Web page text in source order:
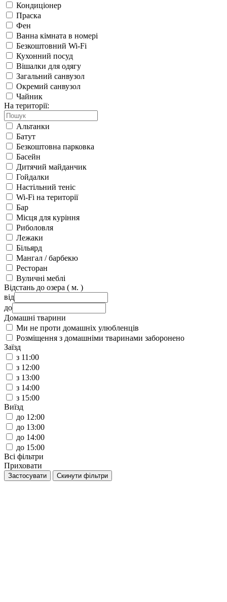
Кондиціонер
Праска
Фен
Ванна кімната в номері
Безкоштовний Wi-Fi
Кухонний посуд
Вішалки для одягу
Загальний санвузол
Окремий санвузол
Чайник
На території:
Альтанки
Батут
Безкоштовна парковка
Басейн
Дитячий майданчик
Гойдалки
Настільний теніс
Wi-Fi на території
Бар
Місця для куріння
Риболовля
Лежаки
Більярд
Мангал / барбекю
Ресторан
Вуличні меблі
Відстань до озера ( м. )
від
до
Домашні тварини
Ми не проти домашніх улюбленців
Розміщення з домашніми тваринами заборонено
Заїзд
з 11:00
з 12:00
з 13:00
з 14:00
з 15:00
Виїзд
до 12:00
до 13:00
до 14:00
до 15:00
Всі фільтри
Приховати
Застосувати Cкинути фільтри